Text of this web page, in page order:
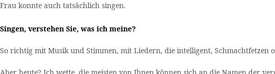
Frau konnte auch tatsächlich singen.
Singen, verstehen Sie, was ich meine?
So richtig mit Musik und Stimmen, mit Liedern, die intelligent, Schmachtfetzen